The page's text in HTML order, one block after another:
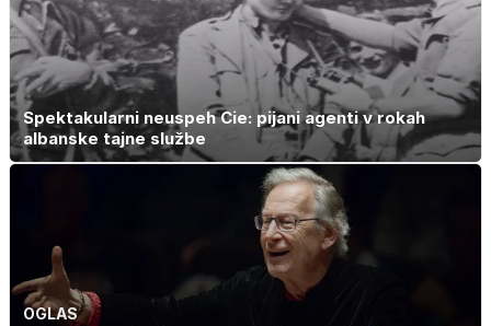
Spektakularni neuspeh Cie: pijani agenti v rokah
albanske tajne službe
OGLAS